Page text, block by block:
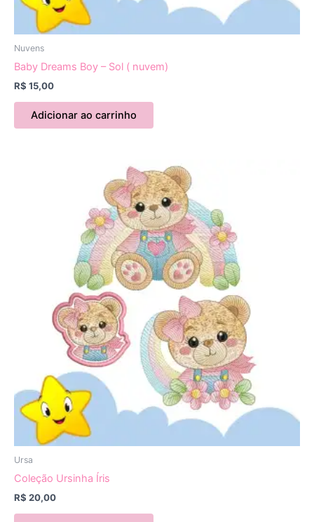
Nuvens
Baby Dreams Boy – Sol ( nuvem)
R$ 15,00
Adicionar ao carrinho
Ursa
Coleção Ursinha Íris
R$ 20,00